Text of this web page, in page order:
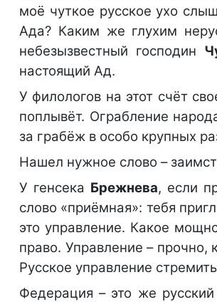
моё чуткое русское ухо
Ада? Каким же глухим
небезызвестный господин
настоящий Ад.
У филологов на этот счёт
поплывёт. Ограбление
за грабёж в особо крупных
Нашел нужное слово –
У генсека Брежнева, если
слово «приёмная»: тебя
это управление. Какое
право. Управление – прочно,
Русское управление
Федерация – это же